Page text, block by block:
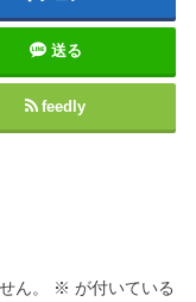
送る
feedly
ん。 ※ が付いている